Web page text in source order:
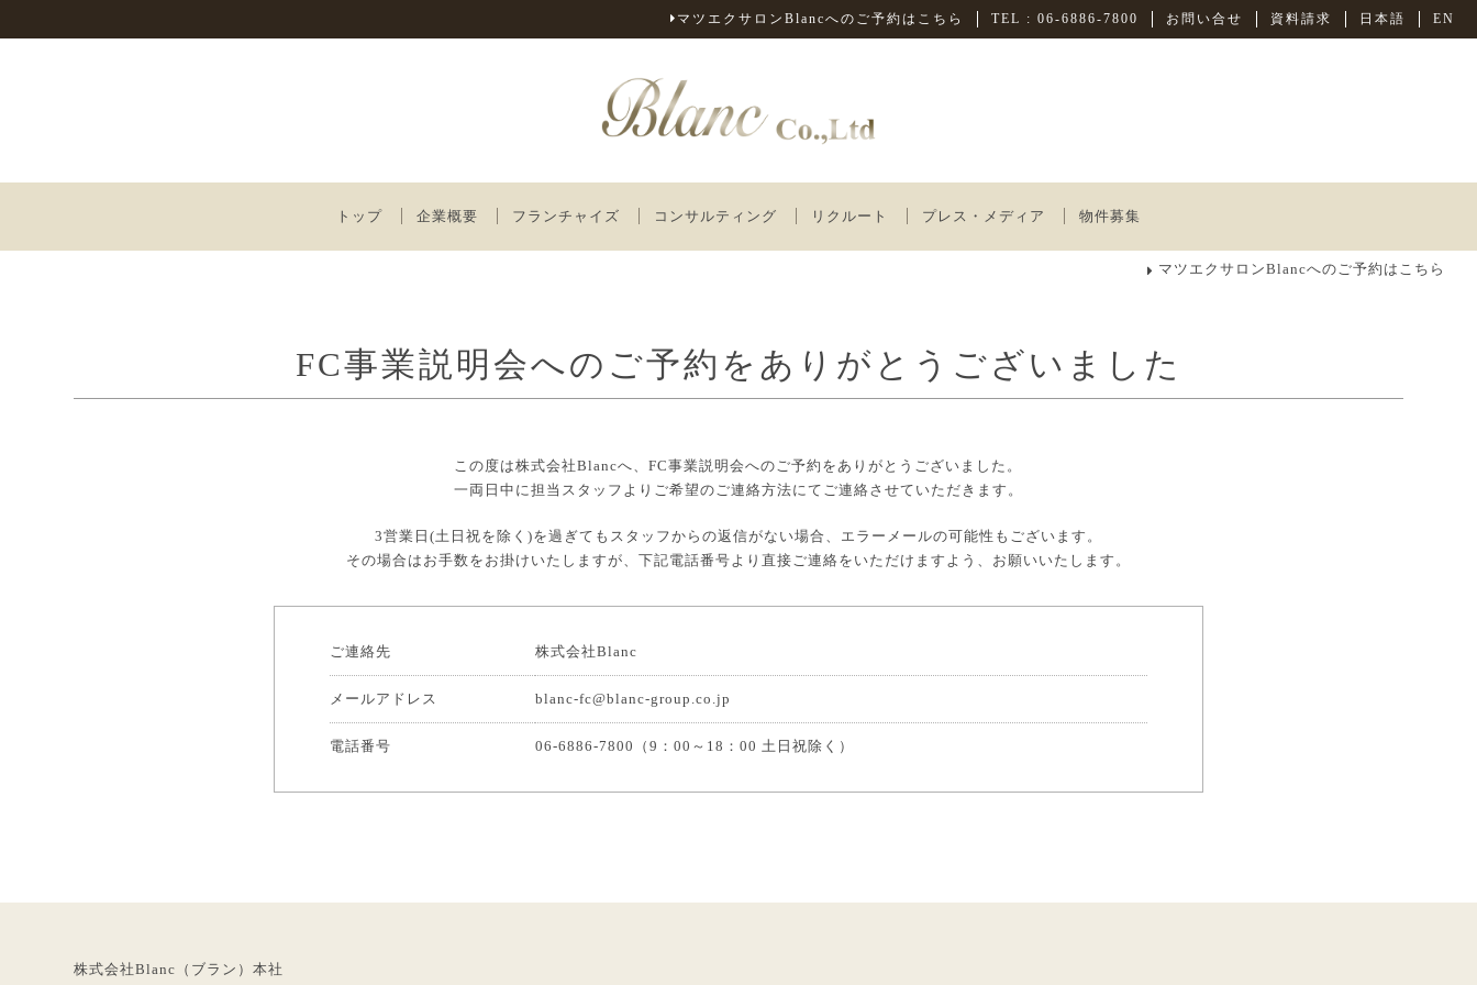
マツエクサロンBlancへのご予約はこちら TEL : 06-6886-7800 お問い合せ 資料請求 日本語 EN
トップ 企業概要 フランチャイズ コンサルティング リクルート プレス・メディア 物件募集
マツエクサロンBlancへのご予約はこちら
FC事業説明会へのご予約を ありがとうございました
この度は株式会社Blancへ、FC事業説明会へのご予約をありがとうございました。
一両日中に担当スタッフよりご希望のご連絡方法にてご連絡させていただきます。
3営業日(土日祝を除く)を過ぎてもスタッフからの返信がない場合、エラーメールの可能性もございます。
その場合はお手数をお掛けいたしますが、下記電話番号より直接ご連絡をいただけますよう、お願いいたします。
ご連絡先 株式会社Blanc
メールアドレス blanc-fc@blanc-group.co.jp
電話番号 06-6886-7800（9：00～18：00 土日祝除く）
株式会社Blanc（ブラン）本社